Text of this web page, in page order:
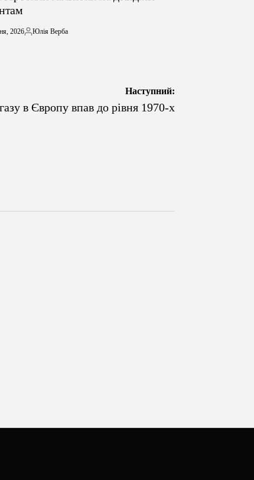
2026
Опубліковано
Юлія Верба
Наступний:
в Європу впав до рівня 1970-х